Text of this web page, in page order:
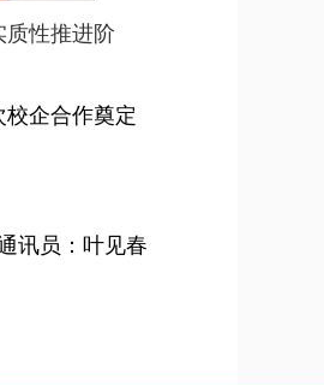
性推进阶
企合作奠定
讯员：叶见春